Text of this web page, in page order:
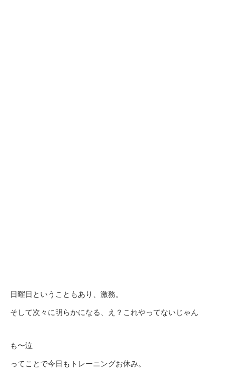
日曜日ということもあり、激務。
そして次々に明らかになる、え？これやってないじゃん
も〜泣
ってことで今日もトレーニングお休み。